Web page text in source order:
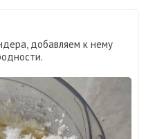
добавляем к нему